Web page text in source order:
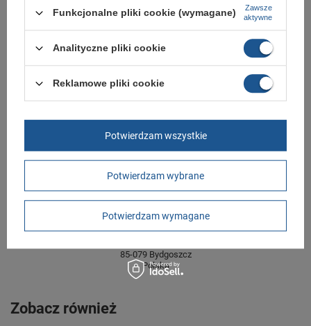
Płeć męskie
Kolor czarny
Długość towaru w
Szerokość towaru w
Czas na reklamację z tytułu rękojmi
2 lata
rękojmia wyłączona dla przedsiębiorców
Adres do reklamacji
Butomania.pl
85-079 Bydgoszcz
Polska
Zobacz również
Funkcjonalne pliki cookie (wymagane)
Zawsze
aktywne
Analityczne pliki cookie
Reklamowe pliki cookie
Potwierdzam wybrane
Potwierdzam wymagane
Potwierdzam wszystkie